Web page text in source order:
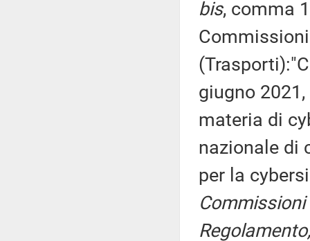
bis, comma
giugno
materia di
nazionale di
per la